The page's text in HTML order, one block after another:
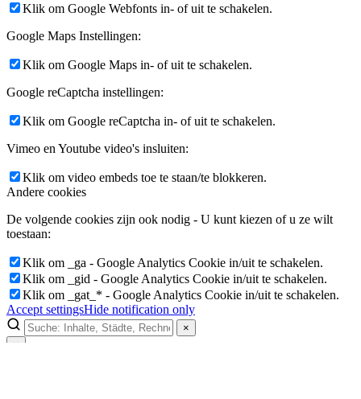
Klik om Google Webfonts in- of uit te schakelen.
Google Maps Instellingen:
Klik om Google Maps in- of uit te schakelen.
Google reCaptcha instellingen:
Klik om Google reCaptcha in- of uit te schakelen.
Vimeo en Youtube video's insluiten:
Klik om video embeds toe te staan/te blokkeren.
Andere cookies
De volgende cookies zijn ook nodig - U kunt kiezen of u ze wilt
toestaan:
Klik om _ga - Google Analytics Cookie in/uit te schakelen.
Klik om _gid - Google Analytics Cookie in/uit te schakelen.
Klik om _gat_* - Google Analytics Cookie in/uit te schakelen.
Accept settingsHide notification only
×
×